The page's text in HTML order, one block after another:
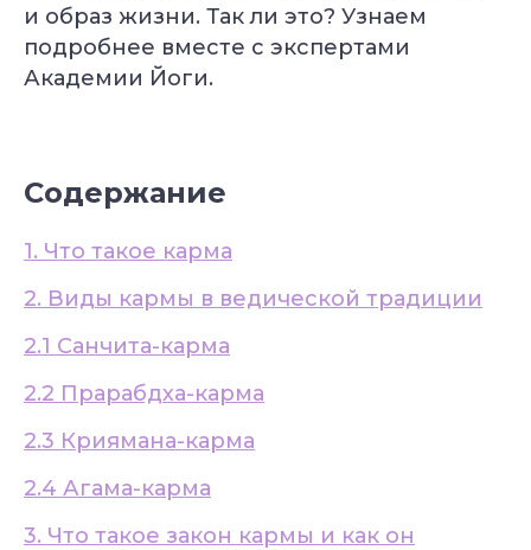
и образ жизни. Так ли это? Узнаем
подробнее вместе с экспертами
Академии Йоги.
Содержание
1. Что такое карма
2. Виды кармы в ведической традиции
2.1 Санчита-карма
2.2 Прарабдха-карма
2.3 Криямана-карма
2.4 Агама-карма
3. Что такое закон кармы и как он